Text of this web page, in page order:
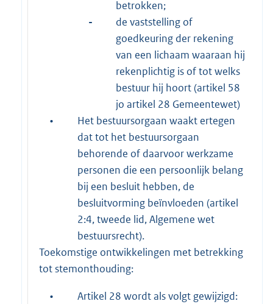
betrokken;
-
de vaststelling of
goedkeuring der rekening
van een lichaam waaraan hij
rekenplichtig is of tot welks
bestuur hij hoort (artikel 58
jo artikel 28 Gemeentewet)
•
Het bestuursorgaan waakt ertegen
dat tot het bestuursorgaan
behorende of daarvoor werkzame
personen die een persoonlijk belang
bij een besluit hebben, de
besluitvorming beïnvloeden (artikel
2:4, tweede lid, Algemene wet
bestuursrecht).
Toekomstige ontwikkelingen met betrekking
tot stemonthouding:
• Artikel 28 wordt als volgt gewijzigd: